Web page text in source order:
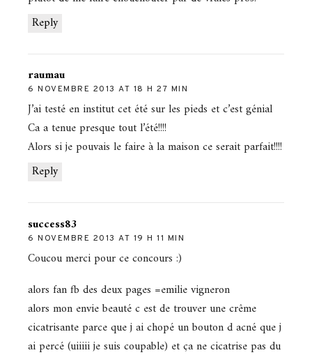
Reply
raumau
6 NOVEMBRE 2013 AT 18 H 27 MIN
Reply
J’ai testé en institut cet été sur les pieds et c’est génial
Ca a tenue presque tout l’été!!!!
Alors si je pouvais le faire à la maison ce serait parfait!!!!
success83
6 NOVEMBRE 2013 AT 19 H 11 MIN
Coucou merci pour ce concours :)
alors fan fb des deux pages =emilie vigneron
alors mon envie beauté c est de trouver une crême
cicatrisante parce que j ai chopé un bouton d acné que j
ai percé (uiiiii je suis coupable) et ça ne cicatrise pas du